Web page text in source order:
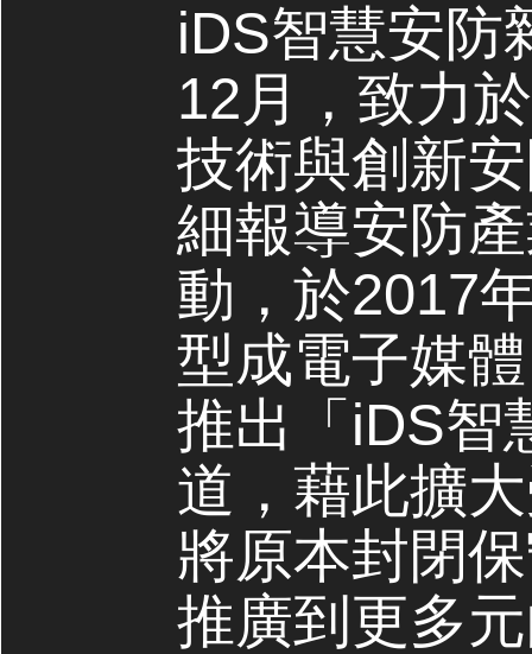
iDS智慧安防
12月，致力
技術與創新
細報導安防
動，於2017
型成電子媒
推出「iDS智
道，藉此擴
將原本封閉
推廣到更多